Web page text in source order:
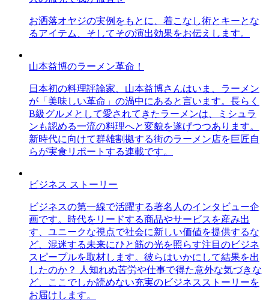
お洒落オヤジの実例をもとに、着こなし術とキーとな
るアイテム、そしてその演出効果をお伝えします。
山本益博のラーメン革命！
日本初の料理評論家、山本益博さんはいま、ラーメン
が「美味しい革命」の渦中にあると言います。長らく
B級グルメとして愛されてきたラーメンは、ミシュラ
ンも認める一流の料理へと変貌を遂げつつあります。
新時代に向けて群雄割拠する街のラーメン店を巨匠自
らが実食リポートする連載です。
ビジネス ストーリー
ビジネスの第一線で活躍する著名人のインタビュー企
画です。時代をリードする商品やサービスを産み出
す、ユニークな視点で社会に新しい価値を提供するな
ど、混迷する未来にひと筋の光を照らす注目のビジネ
スピープルを取材します。彼らはいかにして結果を出
したのか？ 人知れぬ苦労や仕事で得た意外な気づきな
ど、ここでしか読めない充実のビジネスストーリーを
お届けします。